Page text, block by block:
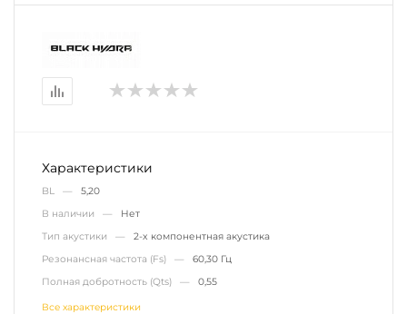
Характеристики
BL — 5,20
В наличии — Нет
Тип акустики — 2-х компонентная акустика
Резонансная частота (Fs) — 60,30 Гц
Полная добротность (Qts) — 0,55
Все характеристики